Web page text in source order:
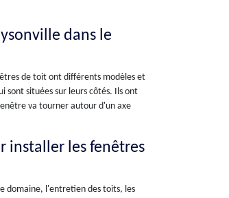
dans le
de toit ont différents modèles et
sont situées sur leurs côtés. Ils ont
va tourner autour d'un axe
installer les fenêtres
domaine, l'entretien des toits, les